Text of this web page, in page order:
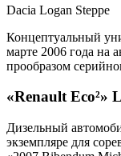
Dacia Logan Steppe
Концептуальный
марте 2006 года на
прообразом
«Renault Eco²»
Дизельный
экземпляре для